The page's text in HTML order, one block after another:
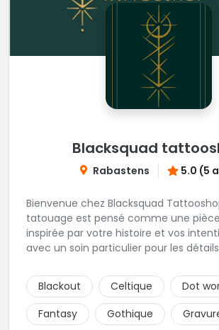
Blacksquad
Rabastens 5.0 (5
Bienvenue chez Blacksquad
tatouage est pensé comme une
inspirée par votre histoire et vos
avec un soin particulier pour les
talentueux, capables de travailler une
de styles, pour vous offrir des créations
que chargées de sens. Tout au long de
accueillons également des guests
Blackout Celtique
Dot
Fantasy
Gothique